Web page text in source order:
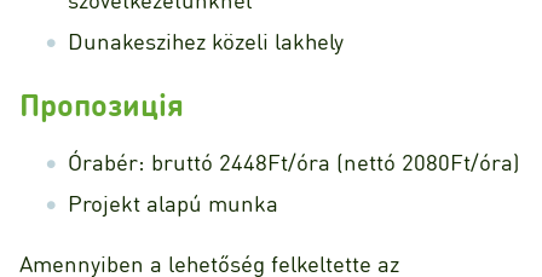
Dunakeszihez közeli lakhely
Пропозиція
Órabér: bruttó 2448Ft/óra (nettó 2080Ft/óra)
Projekt alapú munka
Amennyiben a lehetőség felkeltette az